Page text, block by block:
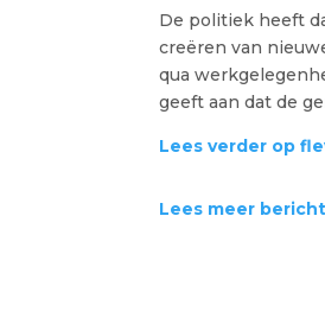
De politiek heeft
creëren van
qua
geeft aan dat de
Lees verder op
Lees meer